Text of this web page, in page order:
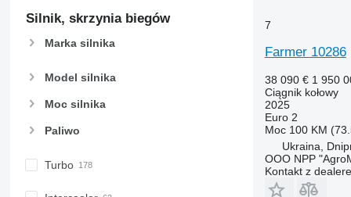
Silnik, skrzynia biegów
Marka silnika
Model silnika
Moc silnika
Paliwo
Turbo
7
Farmer 10286
38 090 € 1 950
Ciągnik kołowy
2025
Euro 2
Moc 100 KM
Ukraina,
OOO NPP
Kontakt z